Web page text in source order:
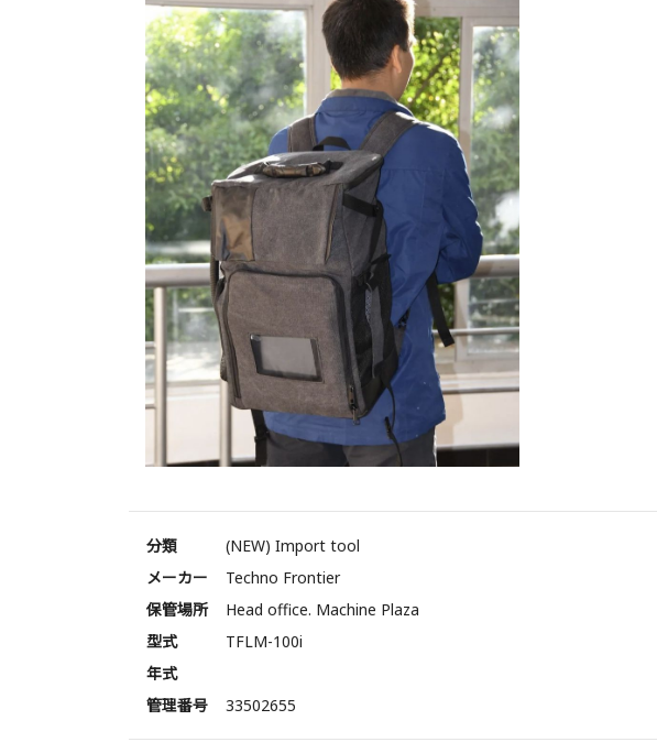
分類
(NEW) Import tool
メーカー
Techno Frontier
保管場所
Head office. Machine Plaza
型式
TFLM-100i
年式
管理番号
33502655